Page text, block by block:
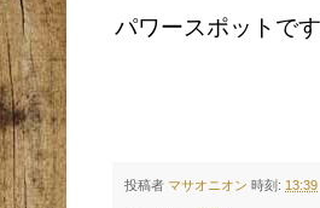
パワースポットです
投稿者 マサオニオン 時刻: 13:39